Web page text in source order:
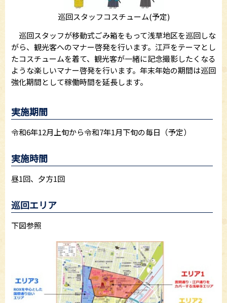
巡回スタッフコスチューム(予定)
巡回スタッフが移動式ごみ箱をもって浅草地区を巡回しな
がら、観光客へのマナー啓発を行います。江戸をテーマとし
たコスチュームを着て、観光客が一緒に記念撮影したくなる
ような楽しいマナー啓発を行います。年末年始の期間は巡回
強化期間として稼働時間を延長します。
実施期間
令和6年12月上旬から令和7年1月下旬の毎日（予定）
実施時間
昼1回、夕方1回
巡回エリア
下図参照